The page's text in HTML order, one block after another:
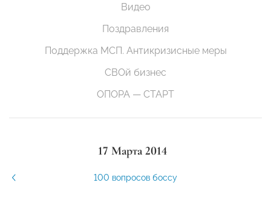
Видео
Поздравления
Поддержка МСП. Антикризисные меры
СВОй бизнес
ОПОРА — СТАРТ
17 Марта 2014
100 вопросов боссу